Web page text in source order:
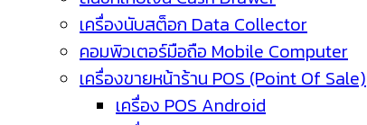
เครื่องนับสต็อก Data Collector
คอมพิวเตอร์มือถือ Mobile Computer
เครื่องขายหน้าร้าน POS (Point Of Sale)
เครื่อง POS Android